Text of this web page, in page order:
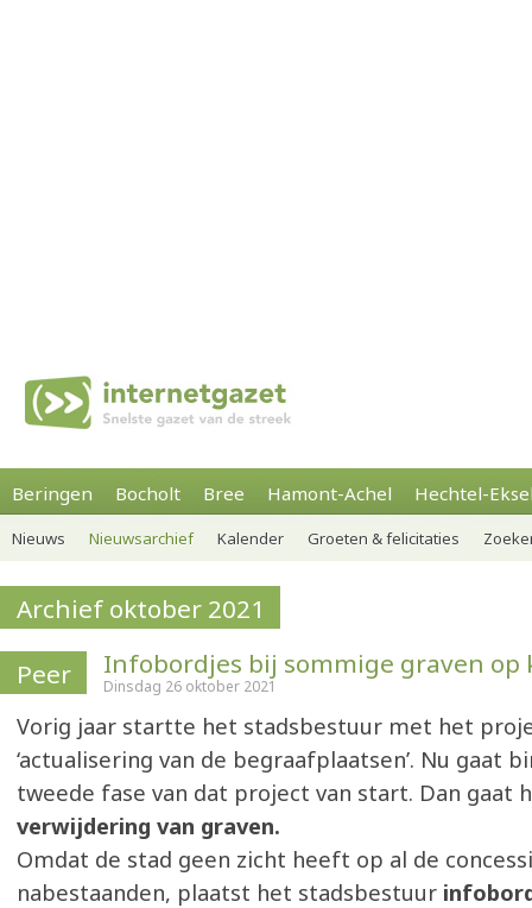
Beringen Bocholt Bree Hamont-Achel Hechtel-
Nieuws Nieuwsarchief Kalender Groeten & felicitaties
Archief oktober 2021
Peer
Infobordjes bij sommige graven op
Dinsdag 26 oktober 2021
Vorig jaar startte het stadsbestuur met het
‘actualisering van de begraafplaatsen’. Nu gaat
tweede fase van dat project van start. Dan gaat
verwijdering van graven.
Omdat de stad geen zicht heeft op al de
nabestaanden, plaatst het stadsbestuur